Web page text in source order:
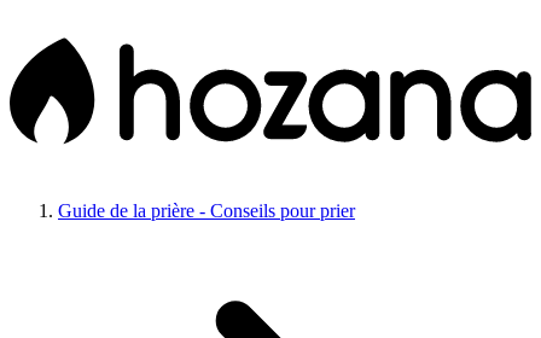
Guide de la prière - Conseils pour prier